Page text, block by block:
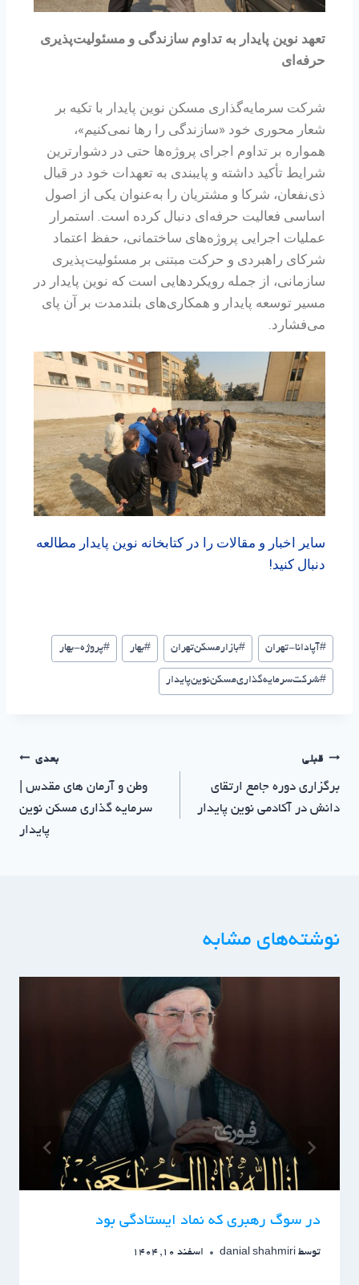
تعهد نوین پایدار به تداوم سازندگی و مسئولیت‌پذیری
حرفه‌ای
شرکت سرمایه‌گذاری مسکن نوین پایدار با تکیه بر
شعار محوری خود «سازندگی را رها نمی‌کنیم»،
همواره بر تداوم اجرای پروژه‌ها حتی در دشوارترین
شرایط تأکید داشته و پایبندی به تعهدات خود در قبال
ذی‌نفعان، شرکا و مشتریان را به‌عنوان یکی از اصول
اساسی فعالیت حرفه‌ای دنبال کرده است. استمرار
عملیات اجرایی پروژه‌های ساختمانی، حفظ اعتماد
شرکای راهبردی و حرکت مبتنی بر مسئولیت‌پذیری
سازمانی، از جمله رویکردهایی است که نوین پایدار در
مسیر توسعه پایدار و همکاری‌های بلندمدت بر آن پای
می‌فشارد.
سایر اخبار و مقالات را در کتابخانه نوین پایدار مطالعه
دنبال کنید!
#آپادانا-تهران #بازار‌مسکن‌تهران #بهار #پروژه-بهار
#شرکت‌سرمایه‌گذاری‌مسکن‌نوین‌پایدار
قبلی
برگزاری دوره جامع ارتقای
دانش در آکادمی نوین پایدار
بعدی
وطن و آرمان های مقدس |
سرمایه گذاری مسکن نوین
پایدار
نوشته‌های مشابه
در سوگ رهبری که نماد ایستادگی بود
توسط danial shahmiri اسفند 10, 1404